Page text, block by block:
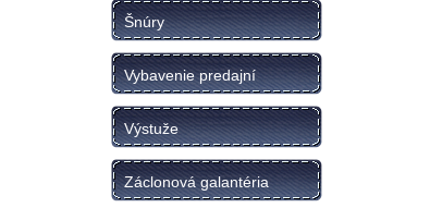
Šnúry
Vybavenie predajní
Výstuže
Záclonová galantéria